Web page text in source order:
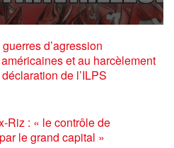
d’agression
et au harcèlement
de l’ILPS
Riz : « le contrôle de
le grand capital »